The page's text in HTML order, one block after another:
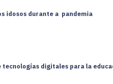
idosos durante a pandemia
tecnologías digitales para la